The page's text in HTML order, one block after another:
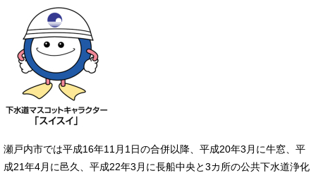
瀬戸内市では平成16年11月1日の合併以降、平成20年3月に牛窓、平
成21年4月に邑久、平成22年3月に長船中央と3カ所の公共下水道浄化